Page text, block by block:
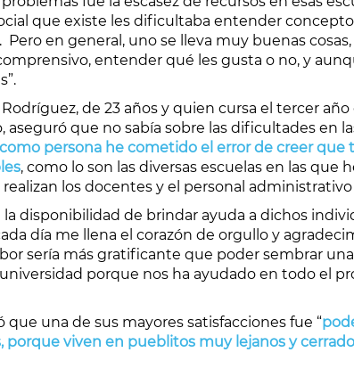
que existe les dificultaba entender
en general, uno se lleva muy buenas
entender qué les gusta o no, y
de 23 años y quien cursa el tercer
que no sabía sobre las dificultades en
persona he cometido el error de creer
, como lo son las diversas escuelas en las que
los docentes y el personal
disponibilidad de brindar ayuda a dichos
día me llena el corazón de orgullo y
sería más gratificante que poder sembrar
porque nos ha ayudado en todo el
una de sus mayores satisfacciones fue “
viven en pueblitos muy lejanos y